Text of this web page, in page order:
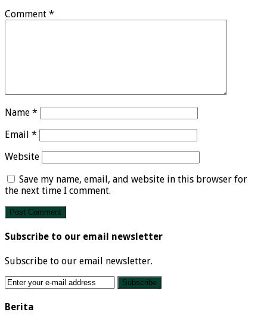
Comment *
Name *
Email *
Website
Save my name, email, and website in this browser for
the next time I comment.
Subscribe to our email newsletter
Subscribe to our email newsletter.
Berita